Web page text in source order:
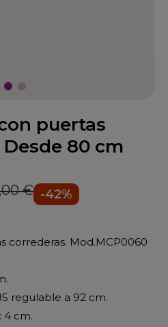
puertas
80 cm
€ -42%
correderas. Mod.MCP0060
regulable a 92 cm.
4 cm.